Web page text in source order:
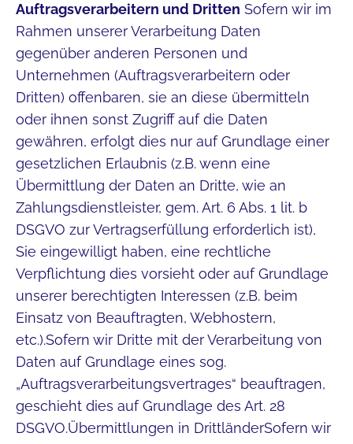
Auftragsverarbeitern und Dritten Sofern wir im
Rahmen unserer Verarbeitung Daten
gegenüber anderen Personen und
Unternehmen (Auftragsverarbeitern oder
Dritten) offenbaren, sie an diese übermitteln
oder ihnen sonst Zugriff auf die Daten
gewähren, erfolgt dies nur auf Grundlage einer
gesetzlichen Erlaubnis (z.B. wenn eine
Übermittlung der Daten an Dritte, wie an
Zahlungsdienstleister, gem. Art. 6 Abs. 1 lit. b
DSGVO zur Vertragserfüllung erforderlich ist),
Sie eingewilligt haben, eine rechtliche
Verpflichtung dies vorsieht oder auf Grundlage
unserer berechtigten Interessen (z.B. beim
Einsatz von Beauftragten, Webhostern,
etc.).Sofern wir Dritte mit der Verarbeitung von
Daten auf Grundlage eines sog.
„Auftragsverarbeitungsvertrages“ beauftragen,
geschieht dies auf Grundlage des Art. 28
DSGVO.Übermittlungen in DrittländerSofern wir